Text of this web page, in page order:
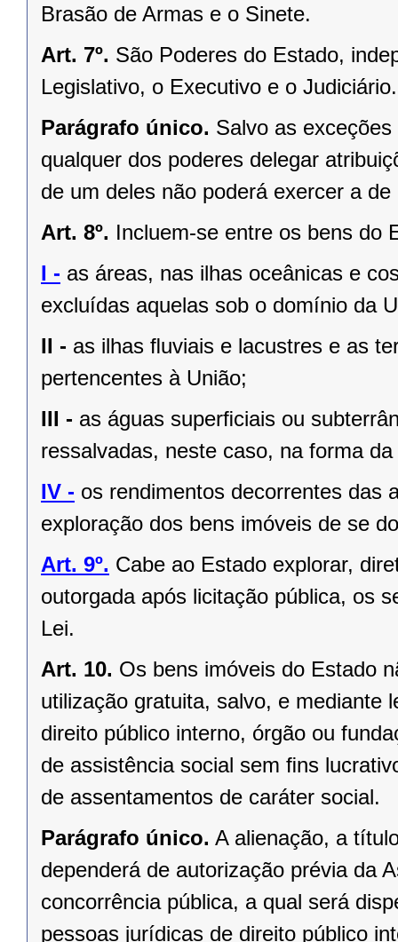
Brasão de Armas e o Sinete.
Art. 7º. São Poderes do Estado,
Legislativo, o Executivo e o Judiciário.
Parágrafo único. Salvo as
qualquer dos poderes delegar
de um deles não poderá exercer a de
Art. 8º. Incluem-se entre os bens do
I - as áreas, nas ilhas oceânicas e
excluídas aquelas sob o domínio da
II - as ilhas ﬂuviais e lacustres e as
pertencentes à União;
III - as águas superﬁciais ou
ressalvadas, neste caso, na forma
IV - os rendimentos decorrentes das
exploração dos bens imóveis de se
Art. 9º. Cabe ao Estado explorar,
outorgada após licitação pública, os
Lei.
Art. 10. Os bens imóveis do Estado
utilização gratuita, salvo, e mediante
direito público interno, órgão ou
de assistência social sem ﬁns
de assentamentos de caráter social.
Parágrafo único. A alienação, a
dependerá de autorização prévia da
concorrência pública, a qual será
pessoas jurídicas de direito público